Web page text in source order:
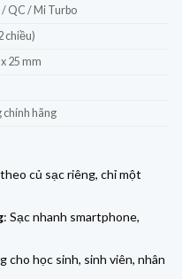
/ QC / Mi Turbo
chiều)
25 mm
chính hãng
củ sạc riêng, chỉ một
: Sạc nhanh smartphone,
cho học sinh, sinh viên, nhân